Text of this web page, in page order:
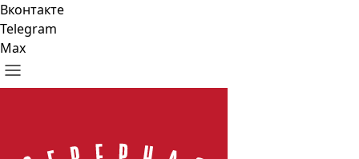
Вконтакте
Telegram
Max